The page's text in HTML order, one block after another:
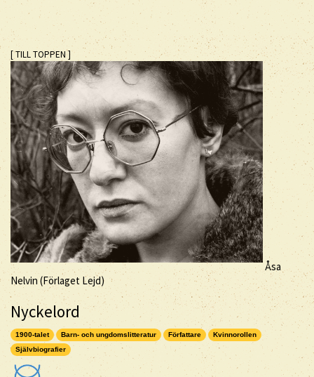
[ TILL TOPPEN ]
Åsa
Nelvin (Förlaget Lejd)
Nyckelord
1900-talet Barn- och ungdomslitteratur Författare
Kvinnorollen
Självbiografier